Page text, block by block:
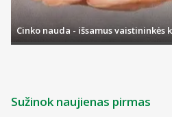
Cinko nauda - išsamus vaistininkės
Sužinok naujienas pirmas